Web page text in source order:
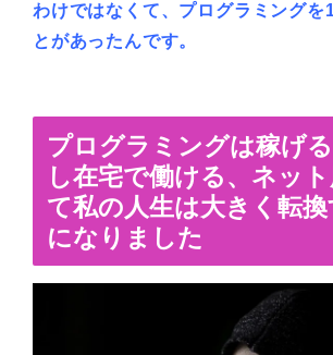
わけではなくて、プログラミングを
とがあったんです。
プログラミングは稼げ
し在宅で働ける、ネッ
て私の人生は大きく転
になりました